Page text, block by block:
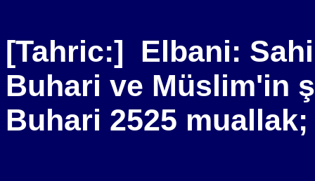
[Tahric:] Elbani:
Buhari ve Müslim'in
Buhari 2525